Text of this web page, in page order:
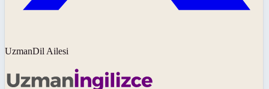
UzmanDil Ailesi